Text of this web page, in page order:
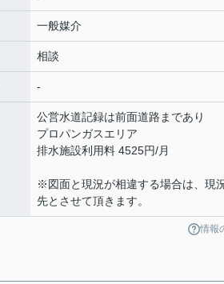
一般媒介
相談
-
公営水道記録は前面道路まであり
プロパンガスエリア
排水施設利用料 4525円/月
※図面と現況が相違する場合は、現
先とさせて頂きます。
情報